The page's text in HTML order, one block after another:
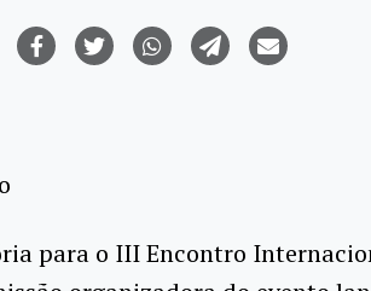
para o III Encontro